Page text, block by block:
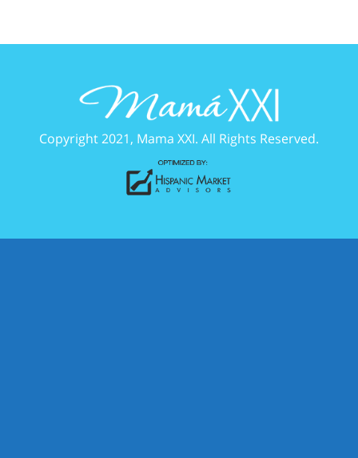
Copyright 2021, Mama XXI. All Rights Reserved.